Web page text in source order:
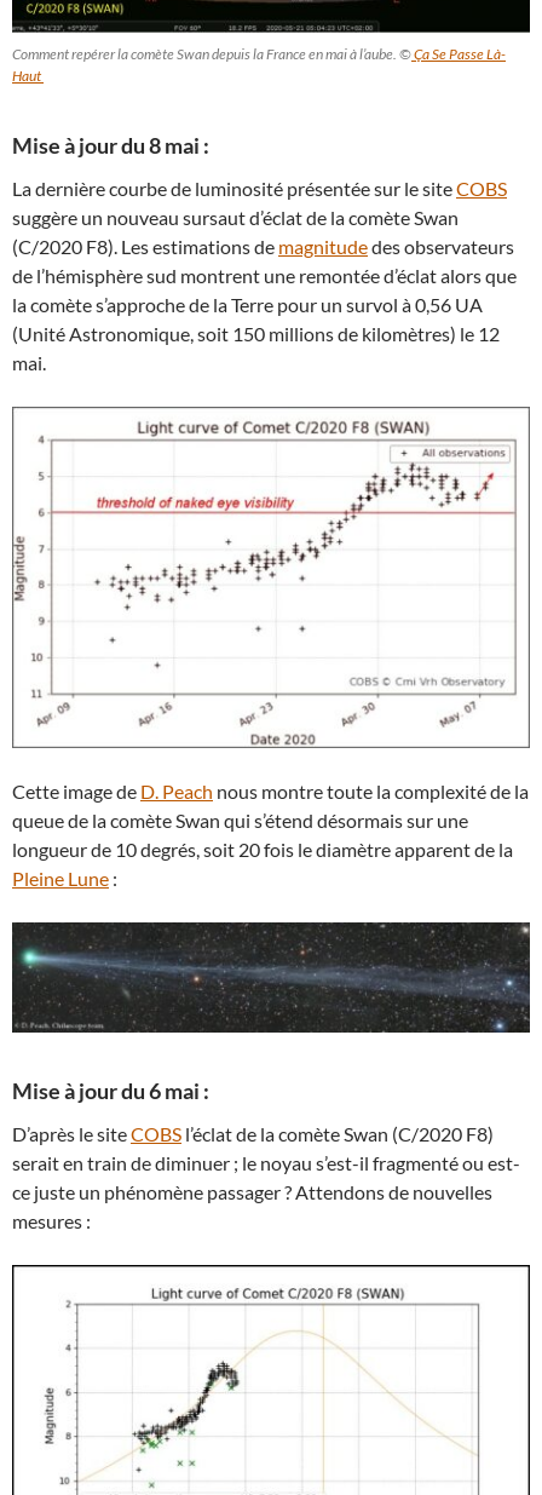
Comment repérer la comète Swan depuis la France en mai à l’aube. ©Ça Se Passe Là-
Haut
Mise à jour du 8 mai :
La dernière courbe de luminosité présentée sur le siteCOBS
suggère un nouveau sursaut d’éclat de la comète Swan
(C/2020 F8). Les estimations de magnitudedes observateurs
de l’hémisphère sud montrent une remontée d’éclat alors que
la comète s’approche de la Terre pour un survol à 0,56 UA
(Unité Astronomique, soit 150 millions de kilomètres) le 12
mai.
Cette image de D. Peach nous montre toute la complexité de la
queue de la comète Swan qui s’étend désormais sur une
longueur de 10 degrés, soit 20 fois le diamètre apparent de la
Pleine Lune :
Mise à jour du 6 mai :
D’après le siteCOBS l’éclat de la comète Swan (C/2020 F8)
serait en train de diminuer ; le noyau s’est-il fragmenté ou est-
ce juste un phénomène passager ? Attendons de nouvelles
mesures :